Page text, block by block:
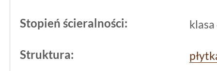
Stopień ścieralności: klasa
Struktura: